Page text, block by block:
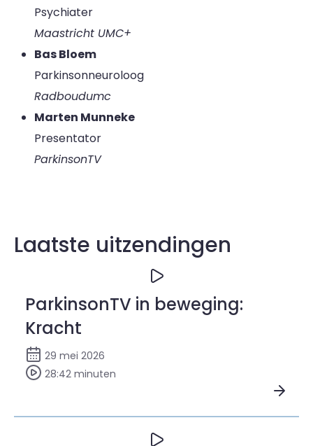
Psychiater
Maastricht UMC+
Bas Bloem
Parkinsonneuroloog
Radboudumc
Marten Munneke
Presentator
ParkinsonTV
Laatste uitzendingen
ParkinsonTV in beweging:
Kracht
29 mei 2026
28:42 minuten